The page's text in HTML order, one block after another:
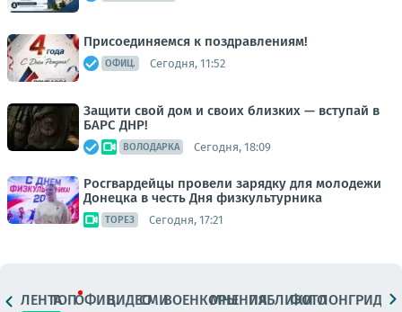
Присоединяемся к поздравлениям!
ОФИЦ. Сегодня, 11:52
Защити свой дом и своих близких — вступай в
БАРС ДНР!
ВОЛОДАРКА Сегодня, 18:09
Росгвардейцы провели зарядку для молодежи
Донецка в честь Дня физкультурника
ТОРЕЗ Сегодня, 17:21
ЛЕНТАТОПОФИЦ.ВИДЕОСМИВОЕНКОРЫМНЕНИЯПАБЛИКИ
ФОТОЛОНГРИДЫ